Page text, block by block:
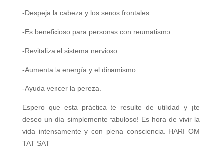
-Despeja la cabeza y los senos frontales.
-Es beneficioso para personas con reumatismo.
-Revitaliza el sistema nervioso.
-Aumenta la energía y el dinamismo.
-Ayuda vencer la pereza.
Espero que esta práctica te resulte de utilidad y ¡te
deseo un día simplemente fabuloso! Es hora de vivir la
vida intensamente y con plena consciencia. HARI OM
TAT SAT